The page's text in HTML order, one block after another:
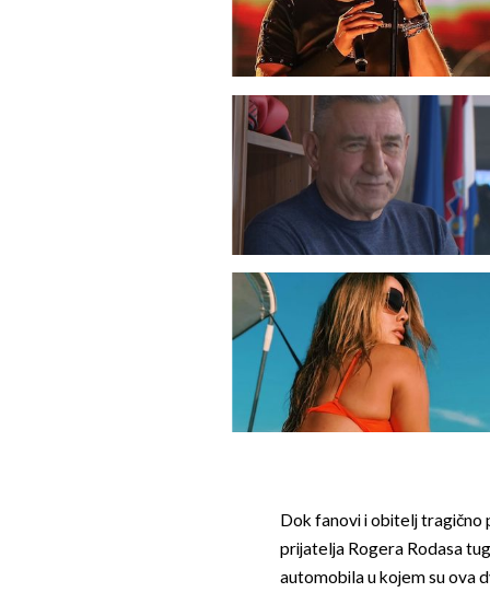
Dok fanovi i obitelj tragično
prijatelja Rogera Rodasa
automobila u kojem su ova